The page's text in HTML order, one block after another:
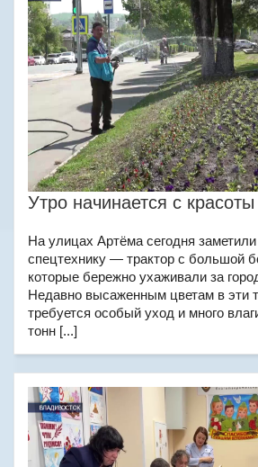
Утро начинается с красоты
На улицах Артёма сегодня
спецтехнику — трактор с большой
которые бережно ухаживали за
Недавно высаженным цветам в эти
требуется особый уход и много
тонн [...]